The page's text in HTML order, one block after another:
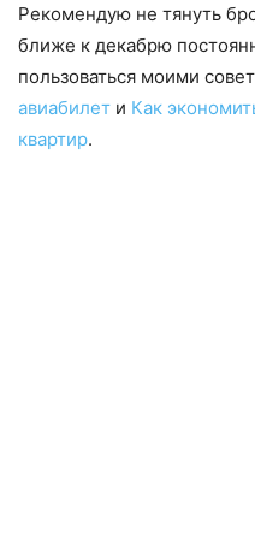
Рекомендую не тянуть
ближе к декабрю
пользоваться моими
авиабилет и Как
квартир.